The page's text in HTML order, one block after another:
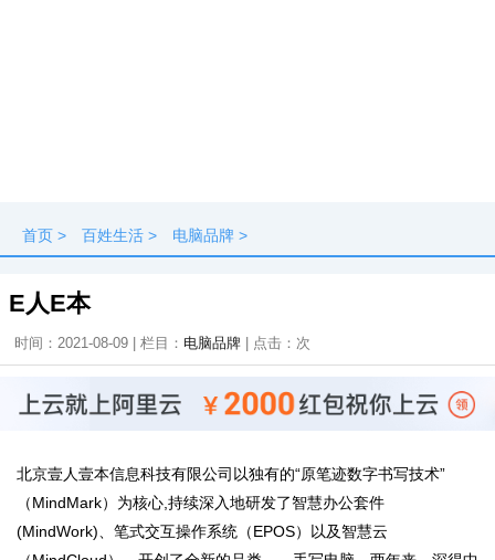
首页 > 百姓生活 > 电脑品牌 >
E人E本
时间：2021-08-09 | 栏目： 电脑品牌 | 点击： 次
北京壹人壹本信息科技有限公司以独有的“原笔迹数字书写技术”
（MindMark）为核心,持续深入地研发了智慧办公套件
(MindWork)、笔式交互操作系统（EPOS）以及智慧云